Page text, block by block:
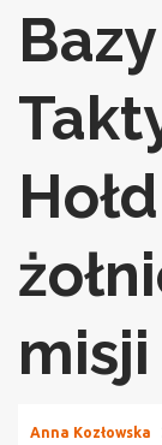
misji
Anna Kozłowska